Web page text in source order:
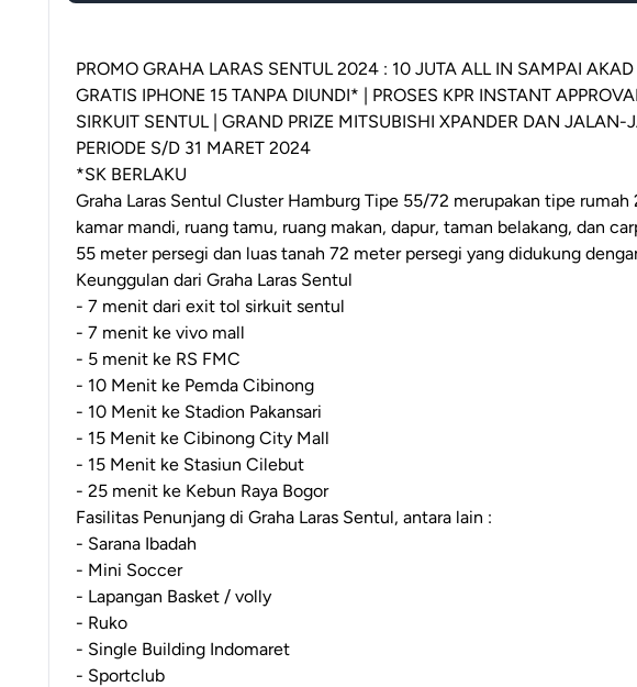
PROMO GRAHA LARAS SENTUL 2024 : 10 JUTA ALL IN SAMPAI
GRATIS IPHONE 15 TANPA DIUNDI* | PROSES KPR INSTANT
SIRKUIT SENTUL | GRAND PRIZE MITSUBISHI XPANDER DAN
PERIODE S/D 31 MARET 2024
*SK BERLAKU
Graha Laras Sentul Cluster Hamburg Tipe 55/72 merupakan tipe
kamar mandi, ruang tamu, ruang makan, dapur, taman belakang, dan
55 meter persegi dan luas tanah 72 meter persegi yang didukung
Keunggulan dari Graha Laras Sentul
- 7 menit dari exit tol sirkuit sentul
- 7 menit ke vivo mall
- 5 menit ke RS FMC
- 10 Menit ke Pemda Cibinong
- 10 Menit ke Stadion Pakansari
- 15 Menit ke Cibinong City Mall
- 15 Menit ke Stasiun Cilebut
- 25 menit ke Kebun Raya Bogor
Fasilitas Penunjang di Graha Laras Sentul, antara lain :
- Sarana Ibadah
- Mini Soccer
- Lapangan Basket / volly
- Ruko
- Single Building Indomaret
- Sportclub